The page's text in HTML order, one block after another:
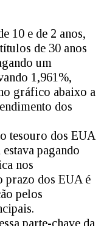
10 e de 2 anos,
de 30 anos
um
1,961%,
gráfico abaixo a
dos
tesouro dos EUA
pagando
nos
prazo dos EUA é
pelos
parte-chave da